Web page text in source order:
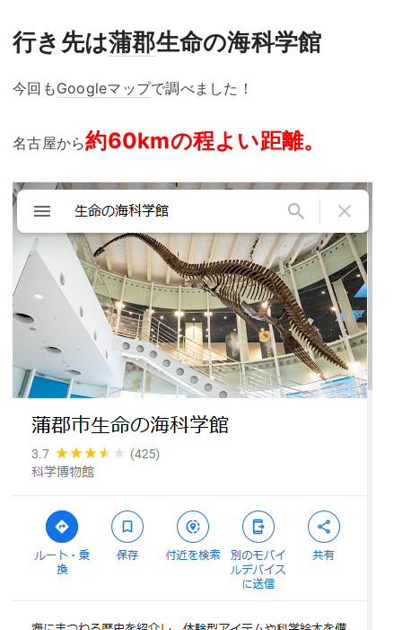
行き先は蒲郡生命の海科学館
今回もGoogleマップで調べました！
名古屋から約60kmの程よい距離。